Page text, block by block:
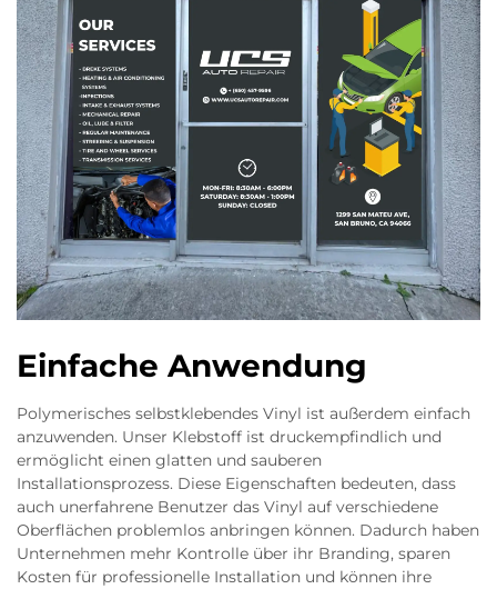
Einfache Anwendung
Polymerisches selbstklebendes Vinyl ist außerdem einfach
anzuwenden. Unser Klebstoff ist druckempfindlich und
ermöglicht einen glatten und sauberen
Installationsprozess. Diese Eigenschaften bedeuten, dass
auch unerfahrene Benutzer das Vinyl auf verschiedene
Oberflächen problemlos anbringen können. Dadurch haben
Unternehmen mehr Kontrolle über ihr Branding, sparen
Kosten für professionelle Installation und können ihre